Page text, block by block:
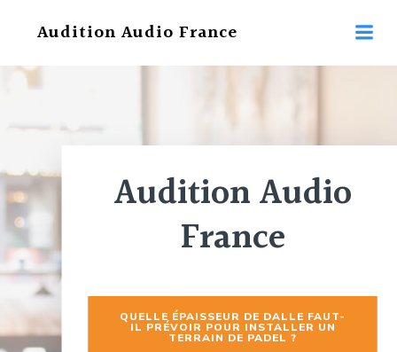
au
Audition Audio France
Audition Audio
France
QUELLE ÉPAISSEUR DE DALLE FAUT-
IL PRÉVOIR POUR INSTALLER UN
TERRAIN DE PADEL ?